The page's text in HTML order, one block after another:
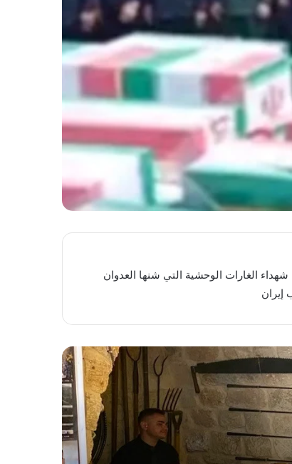
صلاة الجنازة على جثامين شهداء الغارات الوحشية التي شنها العدوان
إيران